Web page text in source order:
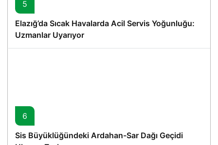
5
Elazığ’da Sıcak Havalarda Acil Servis Yoğunluğu:
Uzmanlar Uyarıyor
6
Sis Büyüklüğündeki Ardahan-Sar Dağı Geçidi